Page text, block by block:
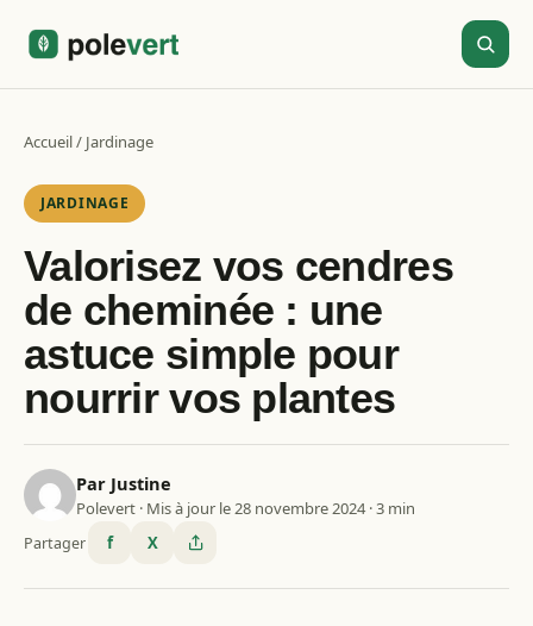
Accueil/ Jardinage
JARDINAGE
Valorisez vos cendres
de cheminée : une
astuce simple pour
nourrir vos plantes
Par Justine
Polevert · Mis à jour le 28 novembre 2024 · 3 min
Partager f X